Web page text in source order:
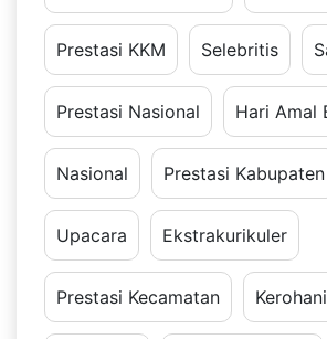
Prestasi KKM Selebritis
Prestasi Nasional Hari Amal
Nasional Prestasi Kabupaten
Upacara Ekstrakurikuler
Prestasi Kecamatan